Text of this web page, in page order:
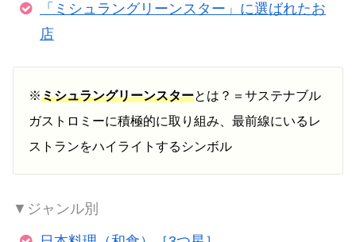
「ミシュラングリーンスター」に選ばれたお
店
※ミシュラングリーンスターとは？＝サステナブル
ガストロミーに積極的に取り組み、最前線にいるレ
ストランをハイライトするシンボル
▼ジャンル別